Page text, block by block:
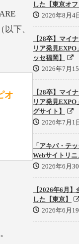
下、
オ
した【東京オフ
2026年8月4
【28卒】マイ
リア発見
ッセ福岡】
2026年7月15
【28卒】マイ
リア発見
グサイト】
2026年7月1
「アキバ・テ
Webサイトリ
2026年6月30
【2026年6月
した【東京】
2026年6月19